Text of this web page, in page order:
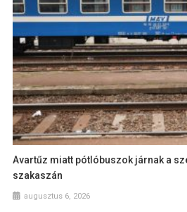
Avartűz miatt pótlóbuszok járnak a
szakaszán
augusztus 6, 2026